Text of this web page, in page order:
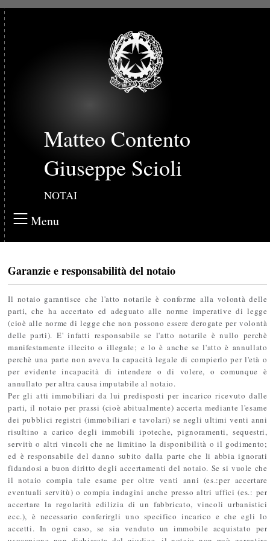
Matteo Contento
Giuseppe Scioli
NOTAI
Menu
Garanzie e responsabilità del notaio
Il notaio garantisce che l'atto notarile è conforme alla volontà delle
parti, che ha accertato ed adeguato alle norme imperative di legge
(cioè alle norme di legge che non possono essere derogate per volontà
delle parti). E' infatti responsabile se l'atto notarile è nullo perchè
manifestamente illecito o illegale; e lo è anche se l'atto è annullato
perchè una parte non aveva la capacità legale di compierlo per l'età o
per evidente incapacità di intendere o di volere, o comunque è
annullato per altra causa imputabile al notaio.
Per gli atti immobiliari da lui predisposti per incarico ricevuto dalle
parti, il notaio per prassi (cioè abitualmente) accerta mediante l'esame
dei pubblici registri (immobiliari e tavolari) se negli ultimi venti anni
risultino a carico degli immobili ipoteche, pignoramenti, sequestri,
servitù o altri vincoli che ne limitino la disponibilità o il godimento;
ed è responsabile del danno subito dalla parte che li abbia ignorati
fidandosi a buon diritto degli accertamenti del notaio. Se si vuole che
il notaio compia tale esame per oltre venti anni (es.:per accertare
eventuali servitù) o compia indagini anche presso altri uffici (es.: per
accertare la regolarità edilizia di un fabbricato, vincoli urbanistici
ecc.), è necessario conferirgli uno specifico incarico e che egli lo
accetti. In ogni caso, se sia venduto un immobile acquistato per